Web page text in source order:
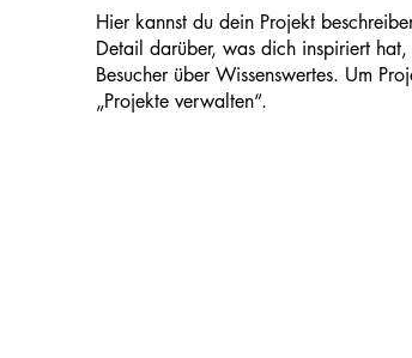
Hier kannst du dein Projekt
Detail darüber, was dich inspiriert
Besucher über Wissenswertes. Um
„Projekte verwalten“.